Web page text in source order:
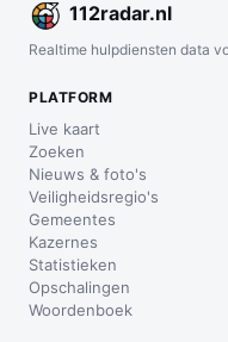
112radar.nl
Realtime hulpdiensten data
PLATFORM
Live kaart
Zoeken
Nieuws & foto's
Veiligheidsregio's
Gemeentes
Kazernes
Statistieken
Opschalingen
Woordenboek